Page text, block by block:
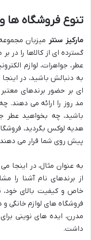
تنوع فروشگاه ها
مارکیز سنتر میزبان
گسترده ای از کالاها را در
عطر، جواهرات، لوازم
به دنبالش باشید، در
ای بر حضور برندهای
مد روز را ارائه می دهند.
باشید، چه بخواهید عطر
هدیه لوکس بگردید،
پیش روی شما قرار می
به عنوان مثال، در اینجا
از برندهای نام آشنا را
خاص و کیفیت بالای خود،
فروشگاه های لوازم خانگی
مدرن، ایده های نوینی
داشت.